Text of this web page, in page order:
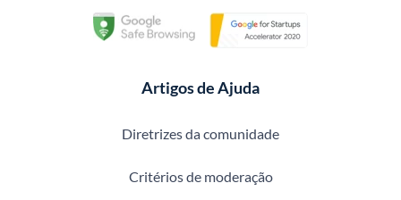
Artigos de Ajuda
Diretrizes da comunidade
Critérios de moderação